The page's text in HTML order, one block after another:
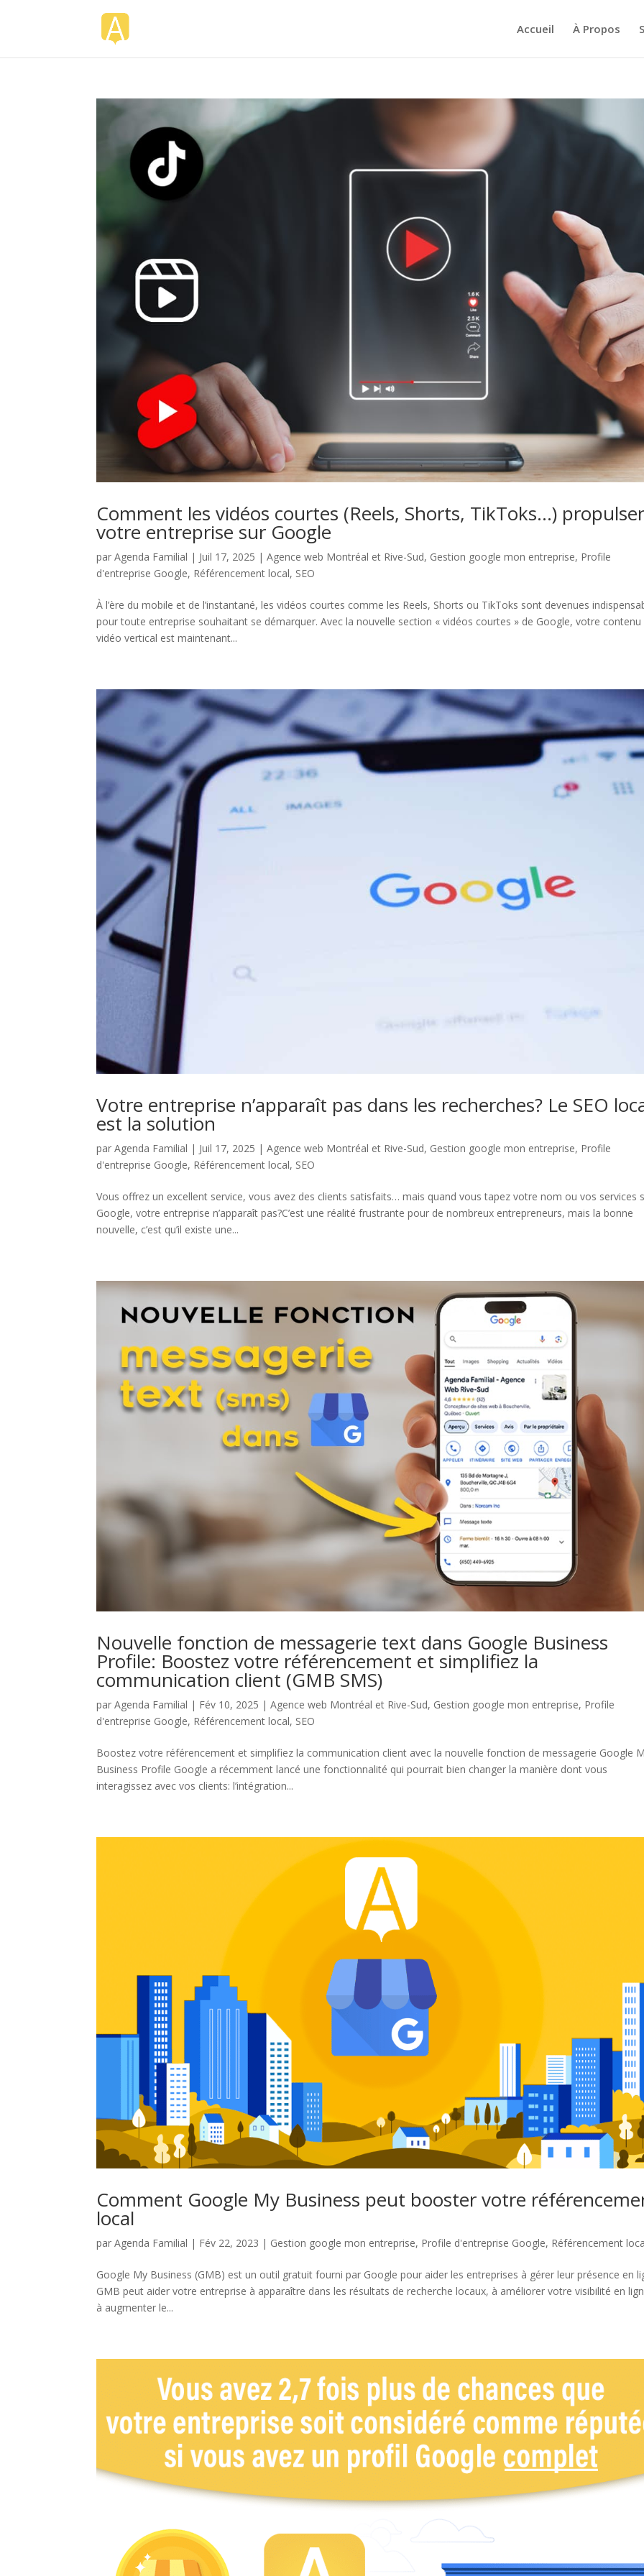
Accueil À Propos
Comment les vidéos courtes (Reels, Shorts, TikToks…)
votre entreprise sur Google
parAgenda Familial | Juil 17, 2025 |Agence web Montréal et Rive-Sud, Gestion google mon entreprise, Profile
d'entreprise Google, Référencement local, SEO
À l’ère du mobile et de l’instantané, les vidéos courtes comme les Reels, Shorts ou TikToks sont devenues
pour toute entreprise souhaitant se démarquer. Avec la nouvelle section « vidéos courtes » de Google, votre contenu
vidéo vertical est maintenant...
Votre entreprise n’apparaît pas dans les recherches? Le SEO
est la solution
parAgenda Familial | Juil 17, 2025 |Agence web Montréal et Rive-Sud, Gestion google mon entreprise, Profile
d'entreprise Google, Référencement local, SEO
Vous offrez un excellent service, vous avez des clients satisfaits… mais quand vous tapez votre nom ou vos services
Google, votre entreprise n’apparaît pas?C’est une réalité frustrante pour de nombreux entrepreneurs, mais la bonne
nouvelle, c’est qu’il existe une...
Nouvelle fonction de messagerie text dans Google Business
Profile: Boostez votre référencement et simplifiez la
communication client (GMB SMS)
parAgenda Familial | Fév 10, 2025 |Agence web Montréal et Rive-Sud, Gestion google mon entreprise, Profile
d'entreprise Google, Référencement local, SEO
Boostez votre référencement et simplifiez la communication client avec la nouvelle fonction de messagerie Google
Business Profile Google a récemment lancé une fonctionnalité qui pourrait bien changer la manière dont vous
interagissez avec vos clients: l’intégration...
Comment Google My Business peut booster votre
local
parAgenda Familial | Fév 22, 2023 | Gestion google mon entreprise, Profile d'entreprise Google, Référencement
Google My Business (GMB) est un outil gratuit fourni par Google pour aider les entreprises à gérer leur présence en
GMB peut aider votre entreprise à apparaître dans les résultats de recherche locaux, à améliorer votre visibilité en
à augmenter le...